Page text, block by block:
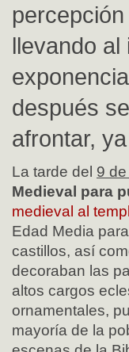
llevando
después
afrontar,
La tarde del 9
Medieval para
medieval al
Edad Media
castillos, así
decoraban las
altos cargos
ornamentales,
mayoría de la